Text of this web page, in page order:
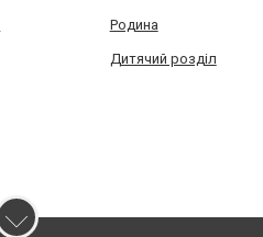
Родина
Дитячий розділ